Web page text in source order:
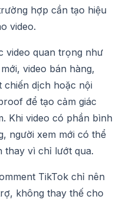
hợp cần tạo hiệu
video.
video quan trọng như
video bán hàng,
chiến dịch hoặc nội
để tạo cảm giác
Khi video có phần bình
người xem mới có thể
thay vì chỉ lướt qua.
TikTok chỉ nên
không thay thế cho